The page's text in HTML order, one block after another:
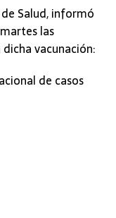
Salud, informó
las
vacunación:
de casos